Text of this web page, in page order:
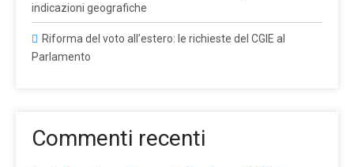
indicazioni geografiche
Riforma del voto all’estero: le richieste del CGIE al
Parlamento
Commenti recenti